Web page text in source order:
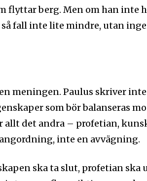
flyttar berg. Men om han inte
fall inte lite mindre, utan
meningen. Paulus skriver
som bör balanseras
allt det andra – profetian,
inte en avvägning.
ska ta slut, profetian ska